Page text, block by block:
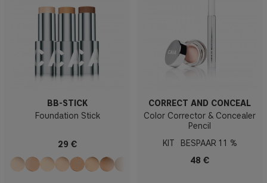
BB-STICK
Foundation Stick
29 €
CORRECT AND CONCEAL
Color Corrector & Concealer
Pencil
KIT
11 %
48 €